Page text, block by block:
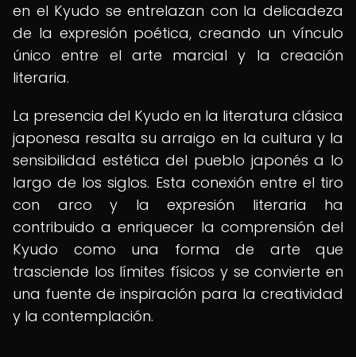
en el Kyudo se entrelazan con la delicadeza
de la expresión poética, creando un vínculo
único entre el arte marcial y la creación
literaria.
La presencia del Kyudo en la literatura clásica
japonesa resalta su arraigo en la cultura y la
sensibilidad estética del pueblo japonés a lo
largo de los siglos. Esta conexión entre el tiro
con arco y la expresión literaria ha
contribuido a enriquecer la comprensión del
Kyudo como una forma de arte que
trasciende los límites físicos y se convierte en
una fuente de inspiración para la creatividad
y la contemplación.